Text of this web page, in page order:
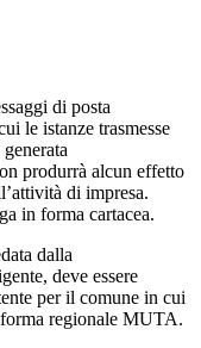
di posta
le istanze trasmesse
produrrà alcun effetto
di impresa.
in forma cartacea.
dalla
deve essere
per il comune in cui
regionale MUTA.